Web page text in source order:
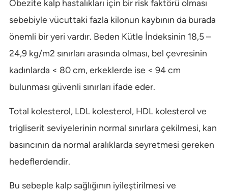
Obezite kalp hastalıkları için bir risk faktörü olması
sebebiyle vücuttaki fazla kilonun kaybının da burada
önemli bir yeri vardır. Beden Kütle İndeksinin 18,5 –
24,9 kg/m2 sınırları arasında olması, bel çevresinin
kadınlarda < 80 cm, erkeklerde ise < 94 cm
bulunması güvenli sınırları ifade eder.
Total kolesterol, LDL kolesterol, HDL kolesterol ve
trigliserit seviyelerinin normal sınırlara çekilmesi, kan
basıncının da normal aralıklarda seyretmesi gereken
hedeflerdendir.
Bu sebeple kalp sağlığının iyileştirilmesi ve